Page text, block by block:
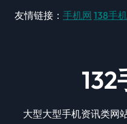
友情链接： 手机网 138手
132
大型大型手机资讯类网